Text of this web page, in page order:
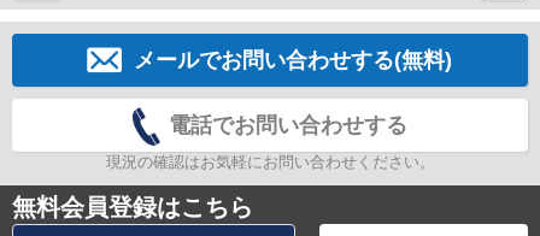
メールでお問い合わせする(無料)
電話でお問い合わせする
現況の確認はお気軽にお問い合わせください。
無料会員登録はこちら